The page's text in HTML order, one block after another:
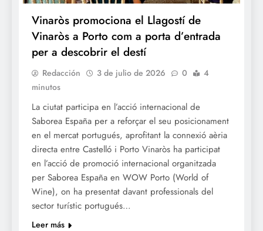
Vinaròs promociona el Llagostí de
Vinaròs a Porto com a porta d’entrada
per a descobrir el destí
Redacción 3 de julio de 2026 0
4
minutos
La ciutat participa en l’acció internacional de
Saborea España per a reforçar el seu posicionament
en el mercat portugués, aprofitant la connexió aèria
directa entre Castelló i Porto Vinaròs ha participat
en l’acció de promoció internacional organitzada
per Saborea España en WOW Porto (World of
Wine), on ha presentat davant professionals del
sector turístic portugués…
Leer más